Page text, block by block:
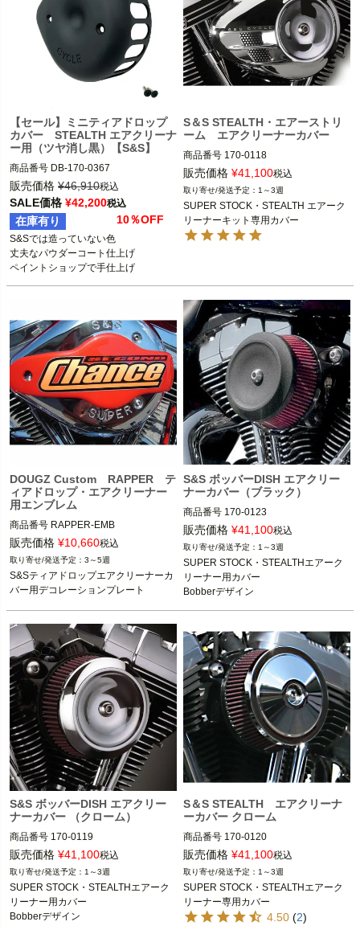
【セール】ミニティアドロップ
カバー STEALTH エアクリーナ
ー用（ツヤ消し黒）【S&S】
商品番号 DB-170-0367
販売価格 ¥46,910税込
SALE価格 ¥42,200税込
在庫有り 10％OFF
S&Sでは造っていない色
丈夫なパウダーコート仕上げ
ペイントショップで手仕上げ
S＆S STEALTH・エアーストリ
ーム エアクリーナーカバー
商品番号 170-0118
D型番:1014-0116
B型番:495388
SUPER STOCK・STEALTH エアーク
リーナーキット装着車
販売価格 ¥41,100税込
1～3週
SUPER STOCK・STEALTH エアーク
DOUGZ Custom RAPPER テ
ィアドロップ・エアクリーナー
用エンブレム
商品番号 RAPPER-EMB
DOUGZ Custom（ダグズカスタム）
販売価格 ¥10,660税込
3～5週
S&Sティアドロップエアクリーナーカ
バー用デコレーションプレート
S&S ボッバーDISH エアクリー
ナーカバー（ブラック）
商品番号 170-0123
S&Sのスーパーストック・ステルス・
エアクリーナー装着車
S&S（エスアンドエス）
販売価格 ¥41,100税込
1～3週
SUPER STOCK・STEALTHエアーク
リーナー用カバー
Bobberデザイン
S&S ボッバーDISH エアクリー
ナーカバー （クローム）
商品番号 170-0119
S&Sのスーパーストック・ステルス・
エアクリーナー装着車
S&S（エスアンドエス）
販売価格 ¥41,100税込
1～3週
SUPER STOCK・STEALTHエアーク
リーナー用カバー
Bobberデザイン
S＆S STEALTH エアクリーナ
ーカバー クローム
商品番号 170-0120
D型番:1014-0120
B型番:495390
SUPER STOCK・STEALTHエアーク
リーナー装着車
販売価格 ¥41,100税込
1～3週
SUPER STOCK・STEALTHエアーク
リーナー専用カバー
4.50 (2)